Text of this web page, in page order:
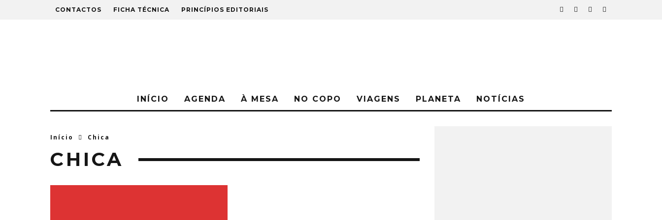
CONTACTOS FICHA TÉCNICA PRINCÍPIOS EDITORIAIS
INÍCIO AGENDA À MESA NO COPO VIAGENS PLANETA NOTÍCIAS
Início Chica
CHICA